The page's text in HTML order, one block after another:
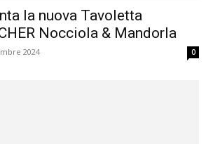
la nuova Tavoletta
Nocciola & Mandorla
2024 0